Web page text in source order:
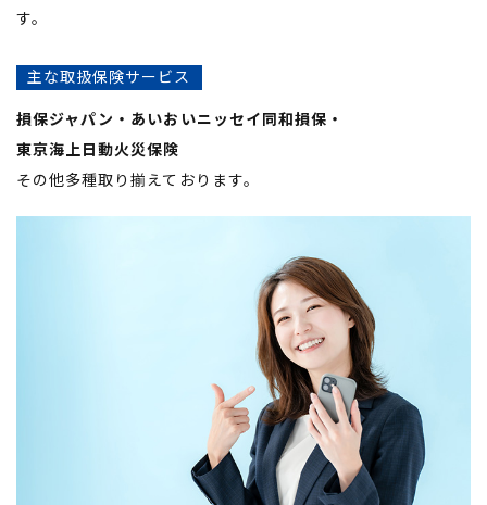
す。
主な取扱保険サービス
損保ジャパン・あいおいニッセイ同和損保・
​​​​​​​東京海上日動火災保険
その他多種取り揃えております。